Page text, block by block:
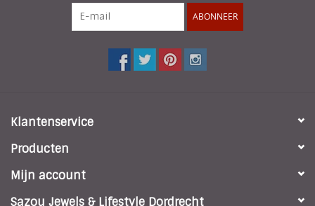
ABONNEER
Klantenservice
Producten
Mijn account
Sazou Jewels & Lifestyle Dordrecht